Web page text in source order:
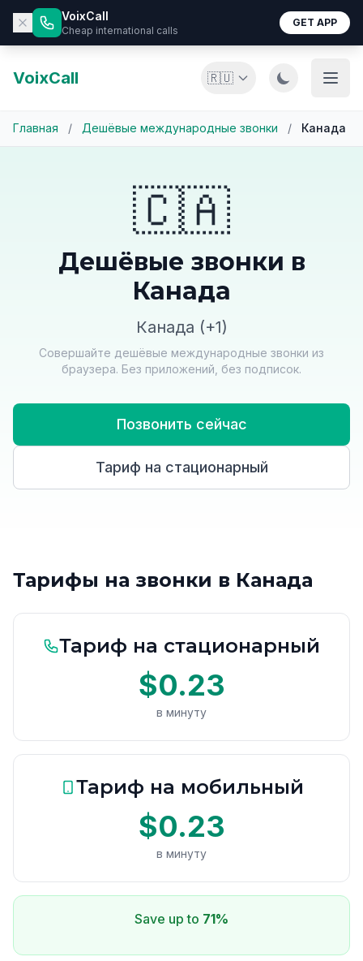
VoixCall
Cheap international calls
GET APP
VoixCall 🇷🇺
Главная / Дешёвые международные звонки / Канада
🇨🇦
Дешёвые звонки в
Канада
Канада (+1)
Совершайте дешёвые международные звонки из
браузера. Без приложений, без подписок.
Позвонить сейчас
Тариф на стационарный
Тарифы на звонки в Канада
Тариф на стационарный
$0.23
в минуту
Тариф на мобильный
$0.23
в минуту
Save up to 71%